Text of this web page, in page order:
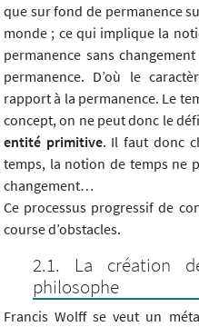
que sur fond de permanence
monde ; ce qui implique la
permanence sans
permanence. D’où le
rapport à la permanence. Le
concept, on ne peut donc le
entité primitive. Il faut donc
temps, la notion de temps ne
changement…
Ce processus progressif de
course d’obstacles.
La création
philosophe
Francis Wolff se veut un